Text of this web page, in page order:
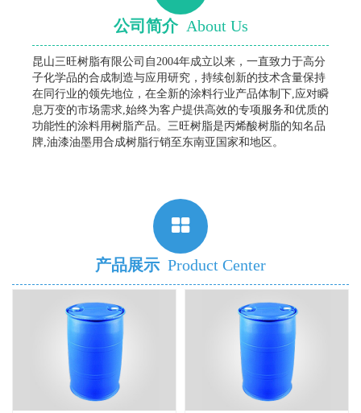
公司简介 About Us
昆山三旺树脂有限公司自2004年成立以来，一直致力于高分
子化学品的合成制造与应用研究，持续创新的技术含量保持
在同行业的领先地位，在全新的涂料行业产品体制下,应对瞬
息万变的市场需求,始终为客户提供高效的专项服务和优质的
功能性的涂料用树脂产品。三旺树脂是丙烯酸树脂的知名品
牌,油漆油墨用合成树脂行销至东南亚国家和地区。
产品展示 Product Center